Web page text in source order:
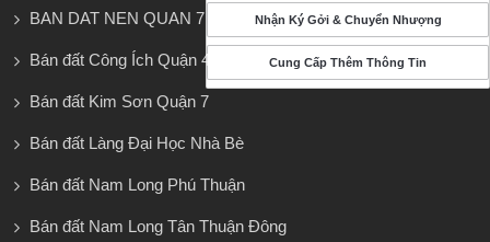
Nhận Ký Gởi & Chuyển Nhượng
Cung Cấp Thêm Thông Tin
BAN DAT NEN QUAN 7
Bán đất Công Ích Quận 4
Bán đất Kim Sơn Quận 7
Bán đất Làng Đại Học Nhà Bè
Bán đất Nam Long Phú Thuận
Bán đất Nam Long Tân Thuận Đông